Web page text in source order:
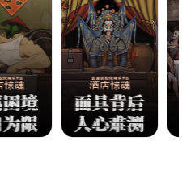
，在第八日接受审判，否则
日......
取特殊手段，还是终将把心
间隔着多少面具？
实真的如你所闻所见吗？